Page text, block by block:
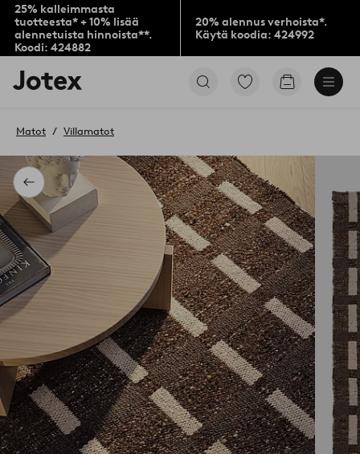
25% kalleimmasta
tuotteesta* + 10% lisää
alennetuista hinnoista**.
Koodi: 424882
20% alennus verhoista*.
Käytä koodia: 424992
Jotex-
logo
aloitussivulle
Siirry
Siirry
Takaisin
Matot Villamatot